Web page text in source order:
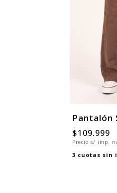
$109.999
Precio s/ imp.
3 cuotas sin